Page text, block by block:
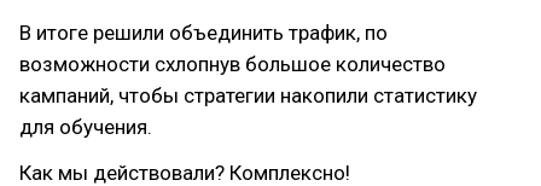
В итоге решили объединить трафик, по
возможности схлопнув большое количество
кампаний, чтобы стратегии накопили статистику
для обучения.
Как мы действовали? Комплексно!